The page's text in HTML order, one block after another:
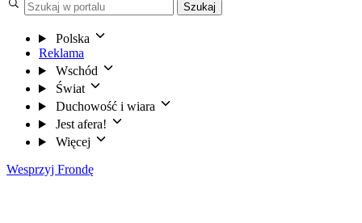
Szukaj
Polska
Reklama
Wschód
Świat
Duchowość i wiara
Jest afera!
Więcej
Wesprzyj Frondę